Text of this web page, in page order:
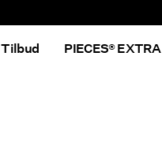
Tilbud PIECES® EXTRA